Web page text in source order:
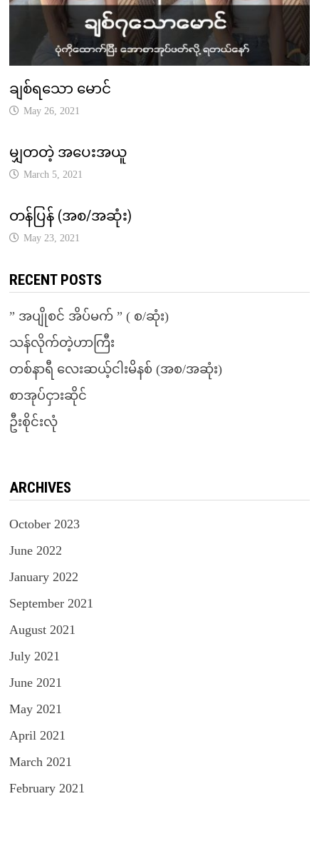
ချစ်ရသော မောင်
May 26, 2021
မျှတတဲ့ အပေးအယူ
March 5, 2021
တန်ပြန် (အစ/အဆုံး)
May 23, 2021
RECENT POSTS
” အပျိုစင် အိပ်မက် ” ( စ/ဆုံး)
သန်လိုက်တဲ့ဟာကြီး
တစ်နာရီ လေးဆယ့်ငါးမိနစ် (အစ/အဆုံး)
စာအုပ်ငှားဆိုင်
ဦးစိုင်းလုံ
ARCHIVES
October 2023
June 2022
January 2022
September 2021
August 2021
July 2021
June 2021
May 2021
April 2021
March 2021
February 2021